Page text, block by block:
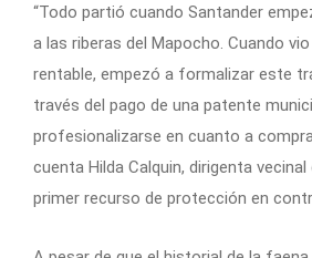
“Todo partió cuando Santander
a las riberas del Mapocho. Cuando
rentable, empezó a formalizar este
través del pago de una patente
profesionalizarse en cuanto a
cuenta Hilda Calquin, dirigenta
primer recurso de protección en